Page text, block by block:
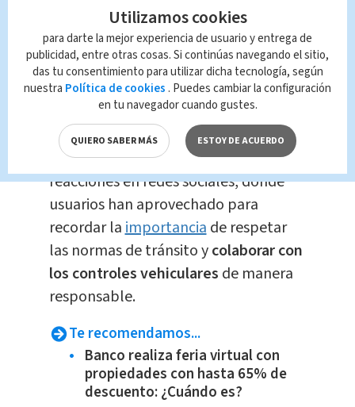
Municipal en su publicación,
subrayando la imprudencia
del conductor y el riesgo
innecesario que generó su
actuar.
El video ha generado numerosas
reacciones en redes sociales, donde
usuarios han aprovechado para
recordar laimportanciade respetar
las normas de tránsito ycolaborar con
los controles vehiculares de manera
responsable.
Te recomendamos...
Banco realiza feria virtual con
propiedades con hasta 65% de
descuento: ¿Cuándo es?
Utilizamos cookies
para darte la mejor experiencia de usuario y entrega de
publicidad, entre otras cosas. Si continúas navegando el sitio,
das tu consentimiento para utilizar dicha tecnología, según
nuestra Política de cookies . Puedes cambiar la configuración
en tu navegador cuando gustes.
QUIERO SABER MÁS ESTOY DE ACUERDO